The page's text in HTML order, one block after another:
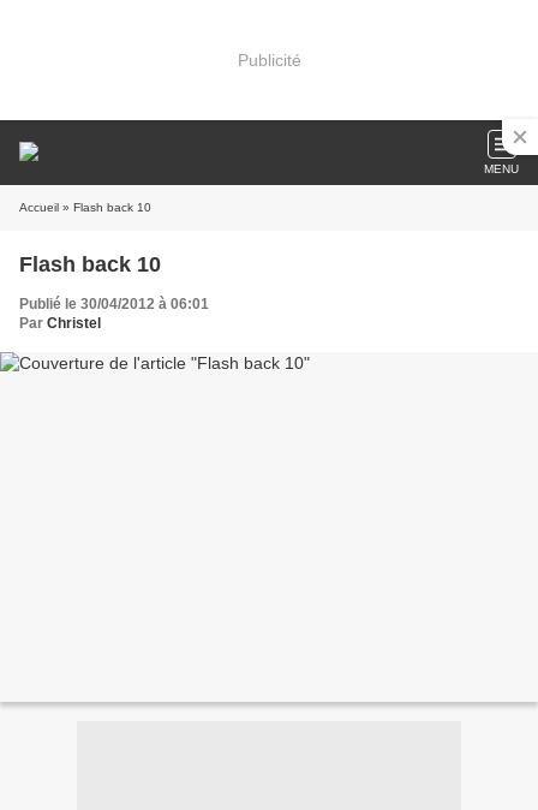
Publicité
MENU
Accueil » Flash back 10
Flash back 10
Publié le 30/04/2012 à 06:01
Par Christel